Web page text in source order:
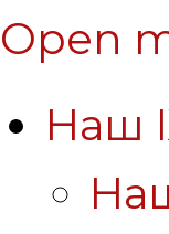
Open
Наш